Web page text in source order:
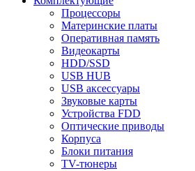
Процессоры
Материнские платы
Оперативная память
Видеокарты
HDD/SSD
USB HUB
USB аксессуары
Звуковые карты
Устройства FDD
Оптические приводы
Корпуса
Блоки питания
TV-тюнеры